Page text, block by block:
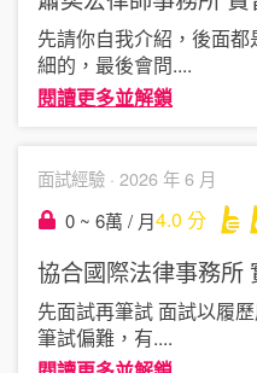
先請你自我介紹，後面
細的，最後會問....
閱讀更多並解鎖
面試經驗 · 2026 年 6 月
0 ~ 6萬 / 月4.0 分
協合國際法律事務所
先面試再筆試 面試以履
筆試偏難，有....